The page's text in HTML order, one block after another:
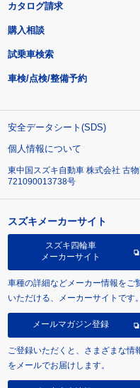
カタログ請求
購入相談
試乗車検索
車検/点検/整備予約
安全データシート(SDS)
個人情報について
東中国スズキ自動車 株式会社 古
721090013738号
スズキメーカーサイト
スズキ四輪車
メーカーサイト
車種の詳細などメーカー情報をご
いただける、メーカーサイトです。
メールマガジン登録
ご登録いただくと、さまざまな情
をメールでお届けします。